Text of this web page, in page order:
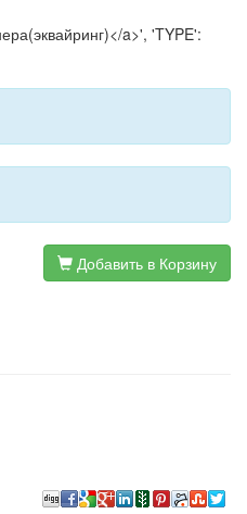
a>', 'TYPE':
Добавить в Корзину